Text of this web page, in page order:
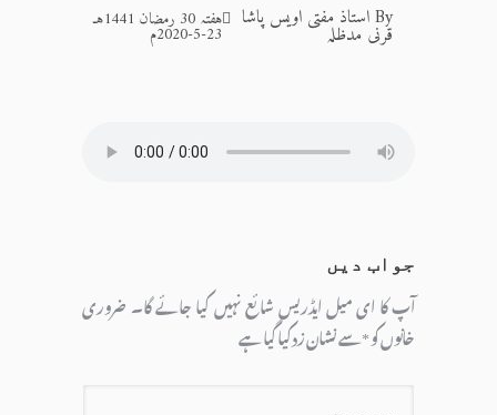
Byاستاذ مفتی اویس پاشا
قرنی مدظلہ
ہفتہ 30 رمضان 1441هـ
23-5-2020م
جواب دیں
آپ کا ای میل ایڈریس شائع نہیں کیا جائے گا۔ضروری
خانوں کو*سے نشان زد کیا گیا ہے